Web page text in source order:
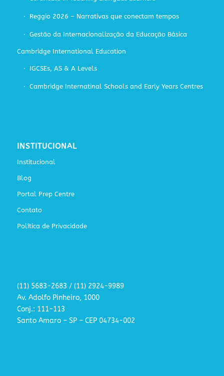
Reggio 2026 – Narrativas que conectam tempos
Gestão da Internacionalização da Educação Básica
Cambridge International Education
IGCSEs, AS & A Levels
Cambridge Internatinal Schools and Early Years Centres
INSTITUCIONAL
Institucional
Blog
Portal Prep Centre
Contato
Política de Privacidade
(11) 5683-2683 / (11) 2924-9989
Av. Adolfo Pinheiro, 1000
Conj.: 111-113
Santo Amaro – SP – CEP 04734-002